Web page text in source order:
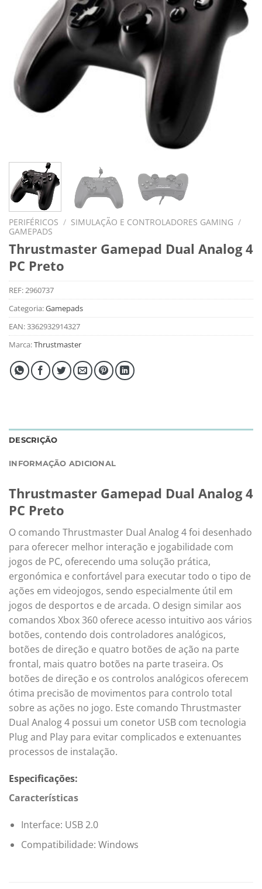
PERIFÉRICOS / SIMULAÇÃO E CONTROLADORES GAMING /
GAMEPADS
Thrustmaster Gamepad Dual Analog 4
PC Preto
REF:2960737
Categoria:Gamepads
EAN:3362932914327
Marca:Thrustmaster
DESCRIÇÃO
INFORMAÇÃO ADICIONAL
Thrustmaster Gamepad Dual Analog 4
PC Preto
O comando Thrustmaster Dual Analog 4 foi desenhado
para oferecer melhor interação e jogabilidade com
jogos de PC, oferecendo uma solução prática,
ergonómica e confortável para executar todo o tipo de
ações em videojogos, sendo especialmente útil em
jogos de desportos e de arcada. O design similar aos
comandos Xbox 360 oferece acesso intuitivo aos vários
botões, contendo dois controladores analógicos,
botões de direção e quatro botões de ação na parte
frontal, mais quatro botões na parte traseira. Os
botões de direção e os controlos analógicos oferecem
ótima precisão de movimentos para controlo total
sobre as ações no jogo. Este comando Thrustmaster
Dual Analog 4 possui um conetor USB com tecnologia
Plug and Play para evitar complicados e extenuantes
processos de instalação.
Especificações:
Características
Interface: USB 2.0
Compatibilidade: Windows